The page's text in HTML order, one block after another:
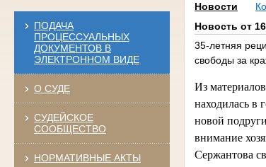
ПОДАЧА
ПРОЦЕССУАЛЬНЫХ
ДОКУМЕНТОВ В
ЭЛЕКТРОННОМ ВИДЕ
О СУДЕ
СУДЕЙСКОЕ
СООБЩЕСТВО
НОРМАТИВНЫЕ АКТЫ
Новости
Новость от
35-летняя
свободы за
Из
находилась в
новой
внимание
Сержантова